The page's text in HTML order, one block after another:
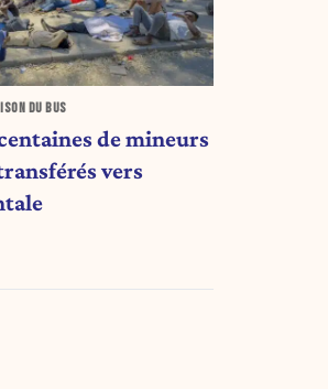
DU BUS
de mineurs
vers